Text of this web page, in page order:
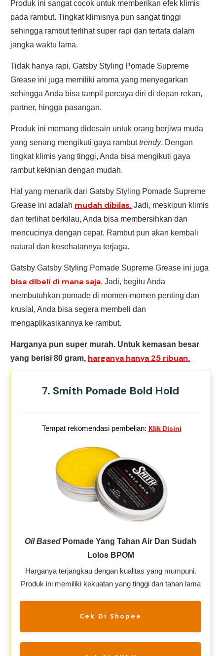
Produk ini sangat cocok untuk memberikan efek klimis
pada rambut. Tingkat klimisnya pun sangat tinggi
sehingga rambut terlihat super rapi dan tertata dalam
jangka waktu lama.
Tidak hanya rapi, Gatsby Styling Pomade Supreme
Grease ini juga memiliki aroma yang menyegarkan
sehingga Anda bisa tampil percaya diri di depan rekan,
partner, hingga pasangan.
Produk ini memang didesain untuk orang berjiwa muda
yang senang mengikuti gaya rambuttrendy. Dengan
tingkat klimis yang tinggi, Anda bisa mengikuti gaya
rambut kekinian dengan mudah.
Hal yang menarik dari Gatsby Styling Pomade Supreme
Grease ini adalah mudah dibilas. Jadi, meskipun klimis
dan terlihat berkilau, Anda bisa membersihkan dan
mencucinya dengan cepat. Rambut pun akan kembali
natural dan kesehatannya terjaga.
Gatsby Gatsby Styling Pomade Supreme Grease ini juga
bisa dibeli di mana saja. Jadi, begitu Anda
membutuhkan pomade di momen-momen penting dan
krusial, Anda bisa segera membeli dan
mengaplikasikannya ke rambut.
Harganya pun super murah. Untuk kemasan besar
yang berisi 80 gram, harganya hanya 25 ribuan.
7. Smith Pomade Bold Hold
Tempat rekomendasi pembelian: Klik Disini
Oil Based Pomade Yang Tahan Air Dan Sudah
Lolos BPOM
Harganya terjangkau dengan kualitas yang mumpuni.
Produk ini memiliki kekuatan yang tinggi dan tahan lama
Cek Di Shopee